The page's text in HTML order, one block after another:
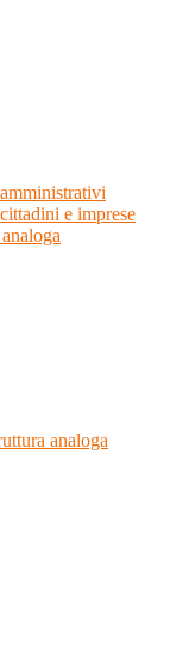
e imprese
analoga